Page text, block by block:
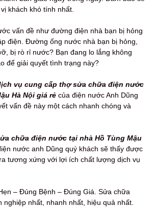
khách khó tính nhất.
vấn đề như đường điện nhà bạn bị hỏng
điện. Đường ống nước nhà bạn bị hỏng,
bị rò rỉ nước? Bạn đang lo lắng không
để giải quyết tình trạng này?
vụ cung cấp thợ sửa chữa điện nước
Hà Nội giá rẻ của điện nước Anh Dũng
vấn đề này một cách nhanh chóng và
chữa điện nước tại nhà Hồ Tùng Mậu
nước anh Dũng quý khách sẽ thấy được
tương xứng với lợi ích chất lượng dịch vụ
– Đúng Bệnh – Đúng Giá. Sửa chữa
nghiệp nhất, nhanh nhất, hiệu quả nhất.